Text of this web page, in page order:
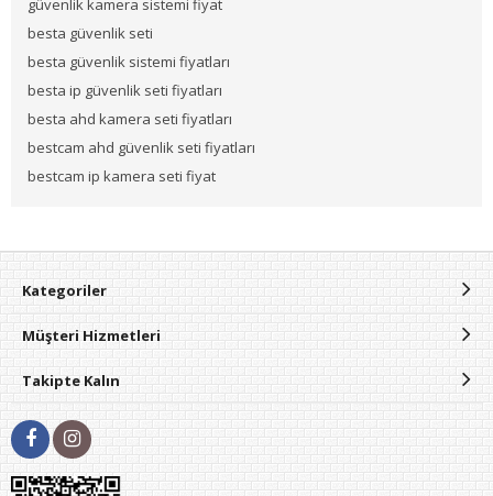
güvenlik kamera sistemi fiyat
besta güvenlik seti
besta güvenlik sistemi fiyatları
besta ip güvenlik seti fiyatları
besta ahd kamera seti fiyatları
bestcam ahd güvenlik seti fiyatları
bestcam ip kamera seti fiyat
Kategoriler
Müşteri Hizmetleri
Takipte Kalın